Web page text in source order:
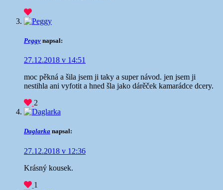
Peggy napsal:
27.12.2018 v 14:51
moc pěkná a šila jsem ji taky a super návod. jen jsem ji
nestihla ani vyfotit a hned šla jako dárěček kamarádce dcery.
2
Daglarka napsal:
27.12.2018 v 12:36
Krásný kousek.
1